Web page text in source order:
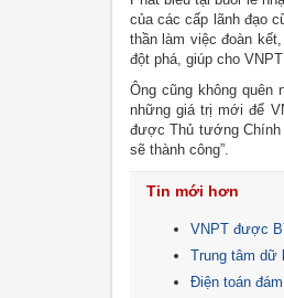
của các cấp lãnh đạo
thần làm việc đoàn
đột phá, giúp cho
Ông cũng không quên
những giá trị mới để
được Thủ tướng Chính
sẽ thành công”.
Tin mới hơn
VNPT được
Trung tâm dữ
Điện toán